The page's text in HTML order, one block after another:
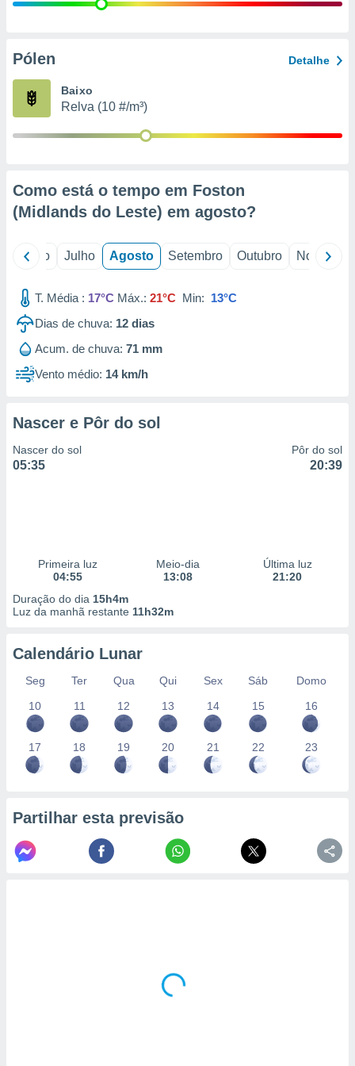
e
de
Pólen Detalhe
Baixo
Relva (10 #/m³)
Como está o tempo em Foston
(Midlands do Leste) em agosto?
Junho Julho Agosto Setembro Outubro Novembro
T. Média : 17°C Máx.: 21°C Min: 13°C
Dias de chuva: 12 dias
Acum. de chuva: 71 mm
Vento médio: 14 km/h
Nascer e Pôr do sol
Nascer do sol
05:35
Pôr do sol
20:39
Primeira luz
04:55
Meio-dia
13:08
Última luz
21:20
Duração do dia 15h4m
Luz da manhã restante 11h32m
Calendário Lunar
Seg Ter Qua Qui Sex Sáb
Domo
10
11 12 13 14 15 16
17 18 19 20 21 22 23
Partilhar esta previsão